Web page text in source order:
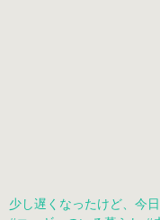
少し遅くなったけど、今